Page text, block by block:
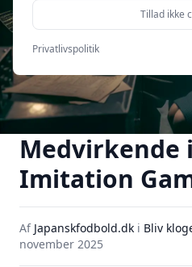
Medvirkende
Imitation
Af Japanskfodbold.dk i Bliv
november 2025
Tillad ikke
Privatlivspolitik